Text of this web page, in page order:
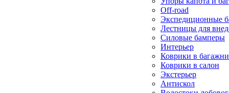
Off-road
Экспедиционные
Лестницы для
Силовые бамперы
Интерьер
Коврики в
Коврики в салон
Экстерьер
Антискол